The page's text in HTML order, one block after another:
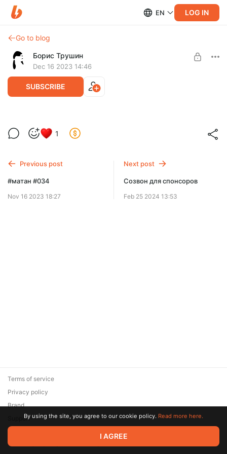
EN LOG IN
Go to blog
Борис Трушин
Dec 16 2023 14:46
SUBSCRIBE
Созвон со спонсорами. Понедельник, 18
декабря
Давайте в понедельник 18 декабря проведем созвон для
ко дню рождения )
UNLOCK POST
1
Previous post
#матан #034
Nov 16 2023 18:27
Next post
Созвон для спонсоров
Feb 25 2024 13:53
© 2026 Zaya Solutions Limited. All rights reserved. All trademarks
are the property of their respective owners.
Terms of service
Privacy policy
Brand
SupportBy using the site, you agree to our cookie policy. Read more here.
I AGREE